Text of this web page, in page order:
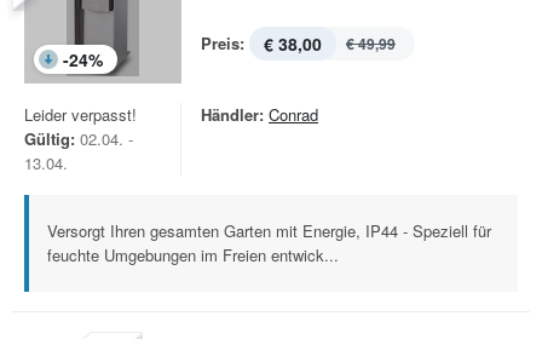
-24%
Preis: € 38,00 € 49,99
Leider verpasst!
Gültig: 02.04. -
13.04.
Händler: Conrad
Versorgt Ihren gesamten Garten mit Energie, IP44 - Speziell für
feuchte Umgebungen im Freien entwick...